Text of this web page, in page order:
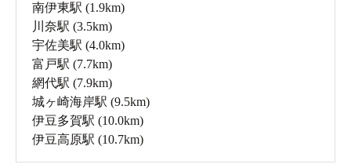
南伊東駅 (1.9km)
川奈駅 (3.5km)
宇佐美駅 (4.0km)
富戸駅 (7.7km)
網代駅 (7.9km)
城ヶ崎海岸駅 (9.5km)
伊豆多賀駅 (10.0km)
伊豆高原駅 (10.7km)